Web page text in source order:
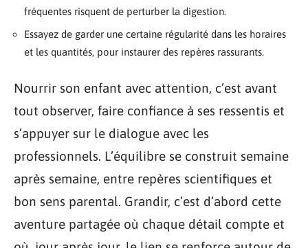
fréquentes risquent de perturber la digestion.
Essayez de garder une certaine régularité dans les horaires
et les quantités, pour instaurer des repères rassurants.
Nourrir son enfant avec attention, c’est avant
tout observer, faire confiance à ses ressentis et
s’appuyer sur le dialogue avec les
professionnels. L’équilibre se construit semaine
après semaine, entre repères scientifiques et
bon sens parental. Grandir, c’est d’abord cette
aventure partagée où chaque détail compte et